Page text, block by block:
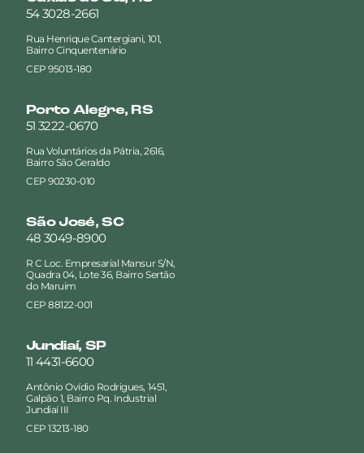
54 3028-2661
Rua Henrique Cantergiani, 101,
Bairro Cinquentenário
CEP 95013-180
Porto Alegre, RS
51 3222-0670
Rua Voluntários da Pátria, 2616,
Bairro São Geraldo
CEP 90230-010
São José, SC
48 3049-8900
R C Loc. Empresarial Mansur S/N,
Quadra 04, Lote 36, Bairro Sertão
do Maruim
CEP 88122-001
Jundiaí, SP
11 4431-6600
Antônio Ovídio Rodrigues, 1451,
Galpão 1, Bairro Pq. Industrial
Jundiaí III
CEP 13213-180